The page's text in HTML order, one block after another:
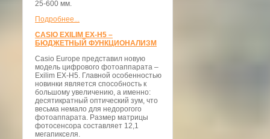
25-600 мм.
Подробнее...
CASIO EXILIM EX-H5 –
БЮДЖЕТНЫЙ ФУНКЦИОНАЛИЗМ
Casio Europe представил новую
модель цифрового фотоаппарата –
Exilim EX-H5. Главной особенностью
новинки является способность к
большому увеличению, а именно:
десятикратный оптический зум, что
весьма немало для недорогого
фотоаппарата. Размер матрицы
фотосенсора составляет 12,1
мегапикселя.